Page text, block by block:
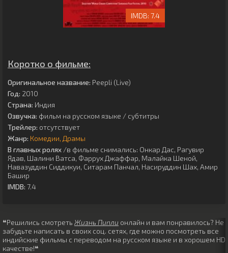
7.4
Коротко о фильме:
Оригинальное название: Peepli (Live)
Год: 2010
Страна: Индия
Озвучка: фильм на русском языке / субтитры
Трейлер: отсутствует
Жанр: Комедии Драмы
В главных ролях /в фильме снимались: Онкар Дас, Рагувир
Ядав, Шалини Ватса, Фаррух Джаффар, Малайка Шеной,
Навазуддин Сиддикуи, Ситарам Панчал, Насируддин Шах, Амир
Башир
IMDB: 7.4
❝Решились смотреть Жизнь Пипли онлайн и вам понравилось? Не
забудьте написать в своих соц. сетях, где можно посмотреть все
индийские фильмы с переводом на русском языке и в хорошем HD
качестве!❝